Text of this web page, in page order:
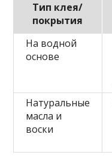
Тип клея/
покрытия
На водной
основе
Натуральные
масла и
воски